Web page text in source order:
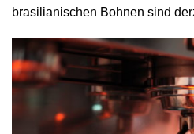
brasilianischen Bohnen sind